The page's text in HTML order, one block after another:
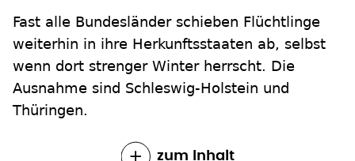
weiterhin in ihre Herkunftsstaaten ab, selbst
wenn dort strenger Winter herrscht. Die
Ausnahme sind Schleswig-Holstein und
Thüringen.